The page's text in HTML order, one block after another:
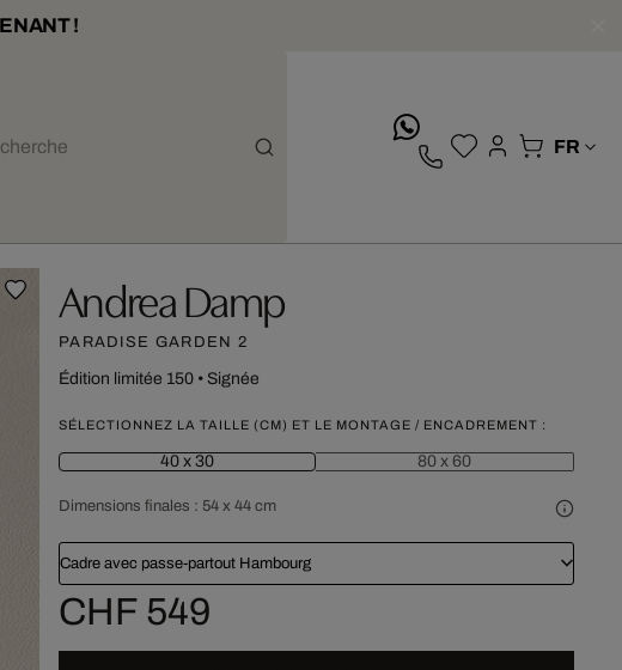
!
Andrea Damp
PARADISE GARDEN 2
Édition limitée 150• Signée
SÉLECTIONNEZ LA TAILLE (CM) ET LE MONTAGE / ENCADREMENT :
40 x 30 80 x 60
Dimensions finales : 54 x 44 cm
Cadre avec passe-partout Hambourg
CHF 549